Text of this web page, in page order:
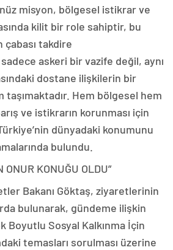
misyon, bölgesel istikrar ve
kilit bir role sahiptir, bu
takdire
askeri bir vazife değil, aynı
dostane ilişkilerin bir
taşımaktadır. Hem bölgesel hem
ve istikrarın korunması için
dünyadaki konumunu
bulundu.
ONUR KONUĞU OLDU”
Bakanı Göktaş, ziyaretlerinin
bulunarak, gündeme ilişkin
Boyutlu Sosyal Kalkınma İçin
temasları sorulması üzerine